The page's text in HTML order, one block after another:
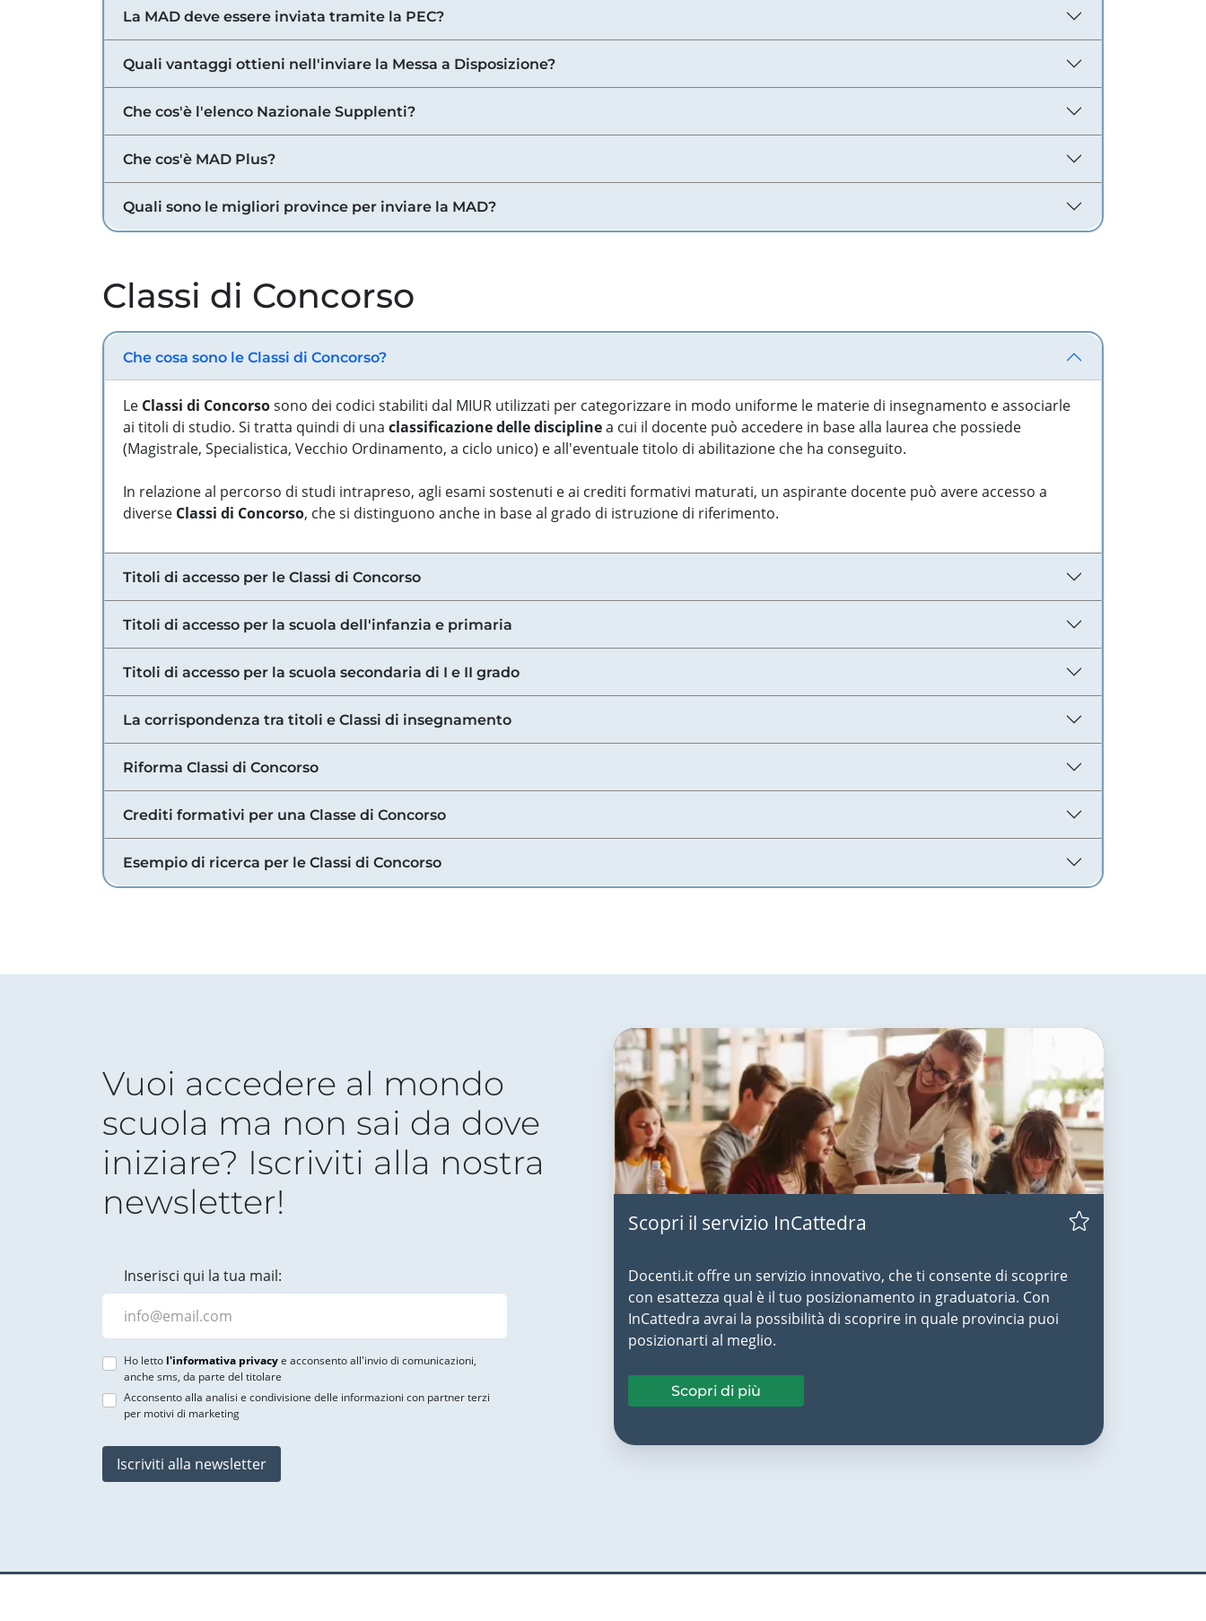
La MAD deve essere inviata tramite la PEC?
Quali vantaggi ottieni nell'inviare la Messa a Disposizione?
Che cos'è l'elenco Nazionale Supplenti?
Che cos'è MAD Plus?
Quali sono le migliori province per inviare la MAD?
Classi di Concorso
Che cosa sono le Classi di Concorso?
Le Classi di Concorsosono dei codici stabiliti dal MIUR utilizzati per categorizzare in modo uniforme le materie di insegnamento e associarle
ai titoli di studio. Si tratta quindi di una classificazione delle disciplinea cui il docente può accedere in base alla laurea che possiede
(Magistrale, Specialistica, Vecchio Ordinamento, a ciclo unico) e all'eventuale titolo di abilitazione che ha conseguito.
In relazione al percorso di studi intrapreso, agli esami sostenuti e ai crediti formativi maturati, un aspirante docente può avere accesso a
diverse Classi di Concorso, che si distinguono anche in base al grado di istruzione di riferimento.
Titoli di accesso per le Classi di Concorso
Titoli di accesso per la scuola dell'infanzia e primaria
Titoli di accesso per la scuola secondaria di I e II grado
La corrispondenza tra titoli e Classi di insegnamento
Riforma Classi di Concorso
Crediti formativi per una Classe di Concorso
Esempio di ricerca per le Classi di Concorso
Vuoi accedere al mondo
scuola ma non sai da dove
iniziare? Iscriviti alla nostra
newsletter!
Inserisci qui la tua mail:
Ho letto l'informativa privacye acconsento all'invio di comunicazioni,
anche sms, da parte del titolare
Acconsento alla analisi e condivisione delle informazioni con partner terzi
per motivi di marketing
Iscriviti alla newsletter
Scopri il servizio InCattedra
Docenti.it offre un servizio innovativo, che ti consente di scoprire
con esattezza qual è il tuo posizionamento in graduatoria. Con
InCattedra avrai la possibilità di scoprire in quale provincia puoi
posizionarti al meglio.
Scopri di più